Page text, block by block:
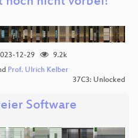
12-29
9.2k
Prof. Ulrich Kelber
37C3: Unlocked
Software